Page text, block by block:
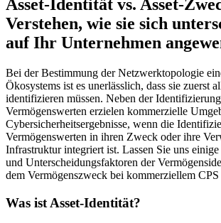
Asset-Identität vs. Asset-
Verstehen, wie sie sich
auf Ihr Unternehmen
Bei der Bestimmung der Netzwerktopologie
Ökosystems ist es unerlässlich, dass sie zuerst
identifizieren müssen. Neben der
Vermögenswerten erzielen kommerzielle
Cybersicherheitsergebnisse, wenn die
Vermögenswerten in ihren Zweck oder ihre
Infrastruktur integriert ist. Lassen Sie uns
und Unterscheidungsfaktoren der
dem Vermögenszweck bei kommerziellem CPS
Was ist Asset-Identität?